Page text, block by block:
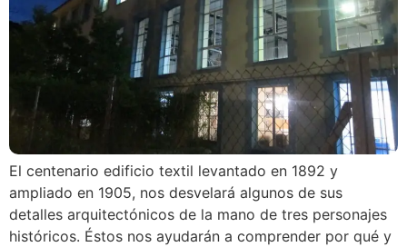
El centenario edificio textil levantado en 1892 y
ampliado en 1905, nos desvelará algunos de sus
detalles arquitectónicos de la mano de tres personajes
históricos. Éstos nos ayudarán a comprender por qué y